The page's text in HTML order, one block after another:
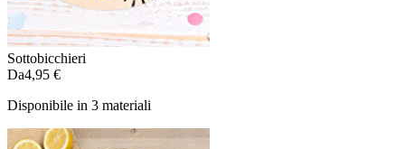
Sottobicchieri
Da4,95 €
Disponibile in 3 materiali